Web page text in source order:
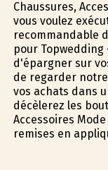
Chaussures,
vous voulez
recommandable
pour
d'épargner sur
de regarder
vos achats dans
décèlerez les
Accessoires
remises en